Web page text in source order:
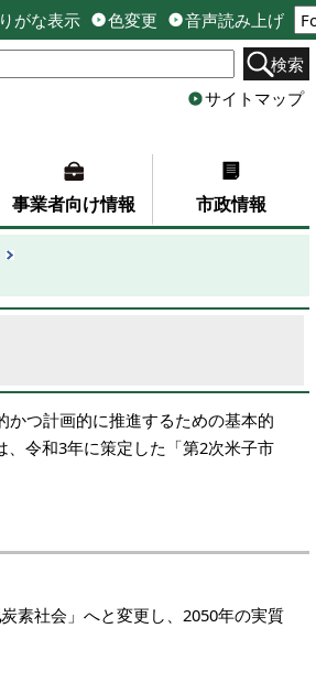
がな表示 色変更
音声読み上げ
検索
サイトマップ
事業者向け情報 市政情報
つ計画的に推進するための基本的
令和3年に策定した「第2次米子市
炭素社会」へと変更し、2050年の実質